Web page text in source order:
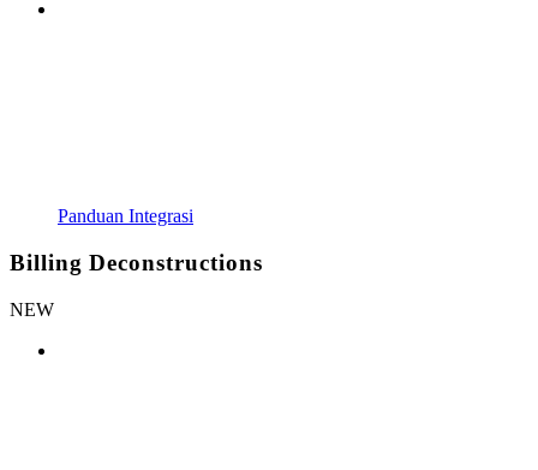
Panduan Integrasi
Billing Deconstructions
NEW